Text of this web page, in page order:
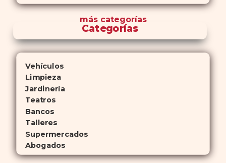
máscategorías
Categorías
Vehículos
Limpieza
Jardinería
Teatros
Bancos
Talleres
Supermercados
Abogados